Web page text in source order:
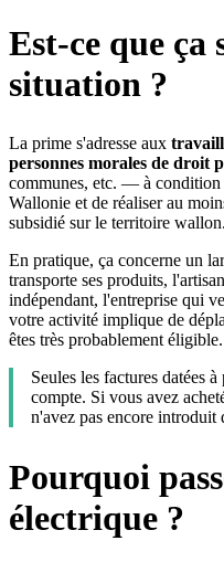
Est-ce que
situation ?
La prime s'adresse aux
personnes morales de droit
communes, etc. — à
Wallonie et de réaliser au
subsidié sur le territoire wallon.
En pratique, ça concerne un
transporte ses produits,
indépendant, l'entreprise qui
votre activité implique de
êtes très probablement éligible.
Seules les factures datées
compte. Si vous avez
n'avez pas encore introduit
Pourquoi
électrique ?